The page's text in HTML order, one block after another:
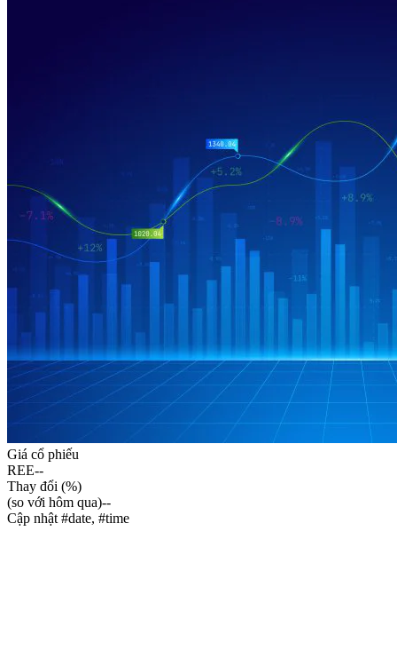
Tại REE, chúng tôi luôn hướng đến sự tăng trưởng bền vững, mang
đến những giá trị cao nhất cho cổ đông và nhà đầu tư thông qua
việc thiết lập các mối quan hệ lâu dài, xây dựng lòng tin, đối xử
công bằng, minh bạch, chủ động và cung cấp thông tin tới các bên
liên quan. Với cam kết tăng trưởng bền vững, các kết quả kinh
doanh REE đạt được đều vượt xa mong đợi từ cổ đông và nhà đầu
tư. Hãy đồng hành cùng REE trên hành trình phát triển vững bền –
nơi mọi việc chúng tôi làm đều hướng đến lợi ích của cổ đông và
nhà đầu tư.
Thông báo giao dịch cổ phiếu REE của người nội bộ – Ông Đỗ
Quốc Vĩnh Khang
Thông báo giao dịch cổ phiếu REE của người có liên quan của
người nội bộ – Ông Nguyễn Văn Khoa
Thông báo giao dịch cổ phiếu REE của người nội bộ – Ông
Nguyễn Quang Quyền
Xem thêm